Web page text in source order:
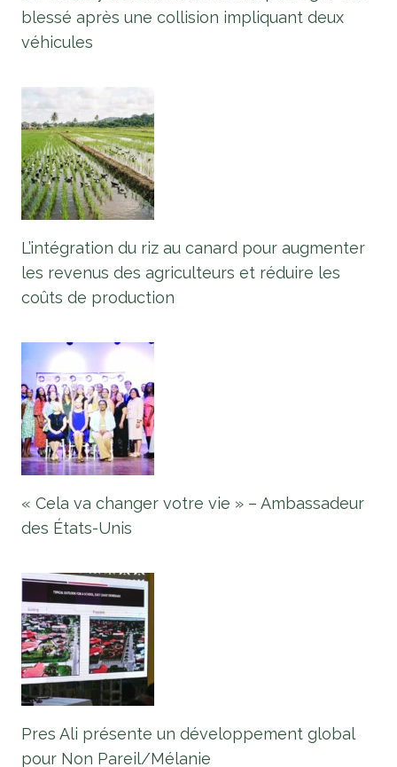
blessé après une collision impliquant deux
véhicules
L’intégration du riz au canard pour augmenter
les revenus des agriculteurs et réduire les
coûts de production
« Cela va changer votre vie » – Ambassadeur
des États-Unis
Pres Ali présente un développement global
pour Non Pareil/Mélanie